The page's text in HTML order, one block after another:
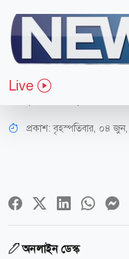
Live
বিনোদন
বিশ্বকাপ ফুটবল
‘ফুটবল যুদ্ধ’
প্রকাশ:বৃহস্পতিবার, ০৪
অনলাইন ডেস্ক